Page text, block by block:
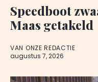
Speedboot
Maas getakeld
VAN ONZE REDACTIE
augustus 7, 2026